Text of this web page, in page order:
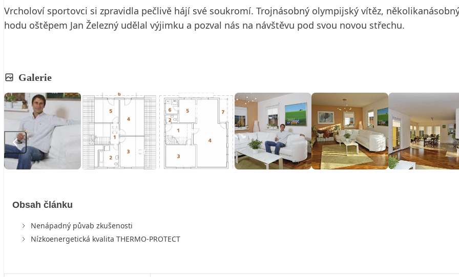
Vrcholoví sportovci si zpravidla pečlivě hájí své soukromí. Trojnásobný olympijský vítěz,
hodu oštěpem Jan Železný udělal výjimku a pozval nás na návštěvu pod svou novou střechu.
Galerie
Obsah článku
Nenápadný půvab zkušenosti
Nízkoenergetická kvalita THERMO-PROTECT